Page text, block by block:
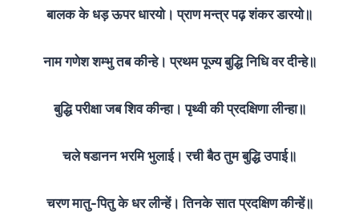
बालक के धड़ ऊपर धारयो। प्राण मन्त्र पढ़ शंकर डारयो॥
नाम गणेश शम्भु तब कीन्हे। प्रथम पूज्य बुद्धि निधि वर दीन्हे॥
बुद्धि परीक्षा जब शिव कीन्हा। पृथ्वी की प्रदक्षिणा लीन्हा॥
चले षडानन भरमि भुलाई। रची बैठ तुम बुद्धि उपाई॥
चरण मातु-पितु के धर लीन्हें। तिनके सात प्रदक्षिण कीन्हें॥